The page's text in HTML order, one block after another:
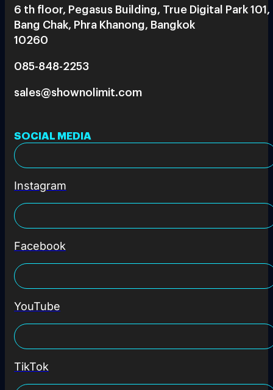
6 th floor, Pegasus Building, True Digital Park 101,
Bang Chak, Phra Khanong, Bangkok
10260
085-848-2253
sales@shownolimit.com
SOCIAL MEDIA
Instagram
Facebook
YouTube
TikTok